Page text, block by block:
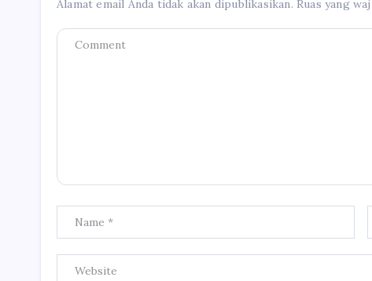
Alamat email Anda tidak akan dipublikasikan. Ruas yang